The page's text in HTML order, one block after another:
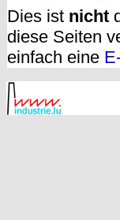
Dies ist nicht
diese Seiten
einfach eine